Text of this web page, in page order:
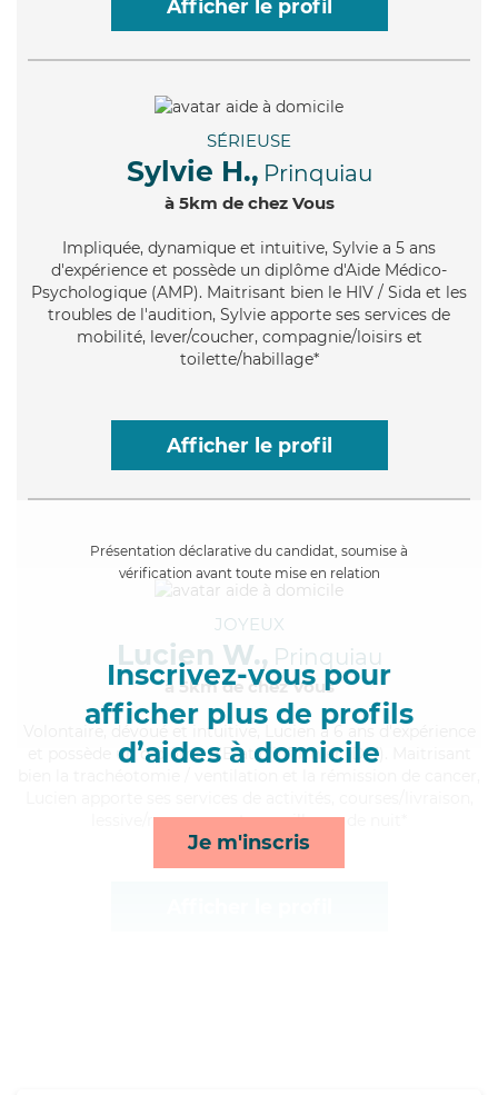
Afficher le profil
SÉRIEUSE
Sylvie H., Prinquiau
à 5km de chez Vous
Impliquée, dynamique et intuitive, Sylvie a 5 ans
d'expérience et possède un diplôme d'Aide Médico-
Psychologique (AMP). Maitrisant bien le HIV / Sida et les
troubles de l'audition, Sylvie apporte ses services de
mobilité, lever/coucher, compagnie/loisirs et
toilette/habillage*
Afficher le profil
Présentation déclarative du candidat, soumise à
vérification avant toute mise en relation
Inscrivez-vous pour
afficher plus de profils
d’aides à domicile
Je m'inscris
JOYEUX
Lucien W., Prinquiau
à 5km de chez Vous
, dévoué et intuitive, Lucien a 6 ans d'expérience
et possède un diplôme d'Etat d'infirmier (DEI). Maitrisant
lessive/repassage et surveillance de nuit*